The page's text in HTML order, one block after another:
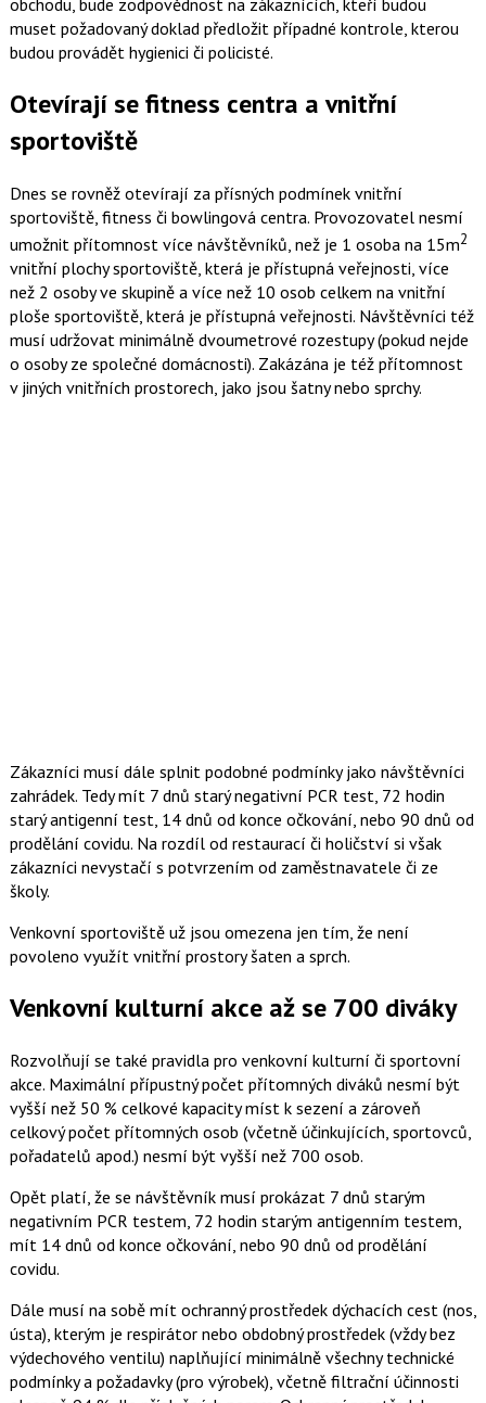
obchodu, bude zodpovědnost na zákaznících, kteří budou
muset požadovaný doklad předložit případné kontrole, kterou
budou provádět hygienici či policisté.
Otevírají se fitness centra a vnitřní
sportoviště
Dnes se rovněž otevírají za přísných podmínek vnitřní
sportoviště, fitness či bowlingová centra. Provozovatel nesmí
umožnit přítomnost více návštěvníků, než je 1 osoba na 15m2
vnitřní plochy sportoviště, která je přístupná veřejnosti, více
než 2 osoby ve skupině a více než 10 osob celkem na vnitřní
ploše sportoviště, která je přístupná veřejnosti. Návštěvníci též
musí udržovat minimálně dvoumetrové rozestupy (pokud nejde
o osoby ze společné domácnosti). Zakázána je též přítomnost
v jiných vnitřních prostorech, jako jsou šatny nebo sprchy.
Zákazníci musí dále splnit podobné podmínky jako návštěvníci
zahrádek. Tedy mít 7 dnů starý negativní PCR test, 72 hodin
starý antigenní test, 14 dnů od konce očkování, nebo 90 dnů od
prodělání covidu. Na rozdíl od restaurací či holičství si však
zákazníci nevystačí s potvrzením od zaměstnavatele či ze
školy.
Venkovní sportoviště už jsou omezena jen tím, že není
povoleno využít vnitřní prostory šaten a sprch.
Venkovní kulturní akce až se 700 diváky
Rozvolňují se také pravidla pro venkovní kulturní či sportovní
akce. Maximální přípustný počet přítomných diváků nesmí být
vyšší než 50 % celkové kapacity míst k sezení a zároveň
celkový počet přítomných osob (včetně účinkujících, sportovců,
pořadatelů apod.) nesmí být vyšší než 700 osob.
Opět platí, že se návštěvník musí prokázat 7 dnů starým
negativním PCR testem, 72 hodin starým antigenním testem,
mít 14 dnů od konce očkování, nebo 90 dnů od prodělání
covidu.
Dále musí na sobě mít ochranný prostředek dýchacích cest (nos,
ústa), kterým je respirátor nebo obdobný prostředek (vždy bez
výdechového ventilu) naplňující minimálně všechny technické
podmínky a požadavky (pro výrobek), včetně filtrační účinnosti